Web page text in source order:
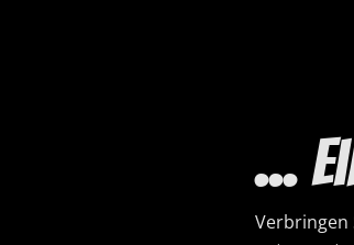
...
Verbringen